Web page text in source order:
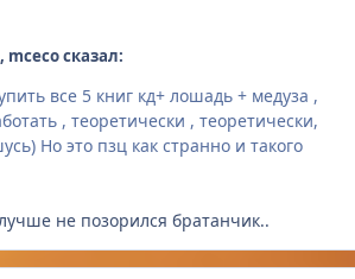
сказал:
все 5 книг кд+ лошадь + медуза ,
, теоретически , теоретически,
Но это пзц как странно и такого
не позорился братанчик..